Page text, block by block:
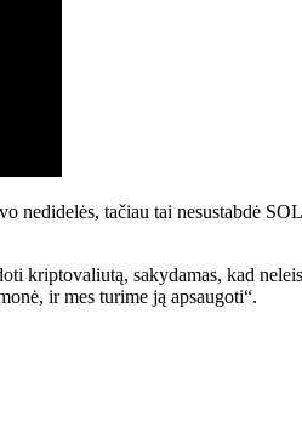
nedidelės, tačiau tai nesustabdė
kriptovaliutą, sakydamas, kad
ir mes turime ją apsaugoti“.